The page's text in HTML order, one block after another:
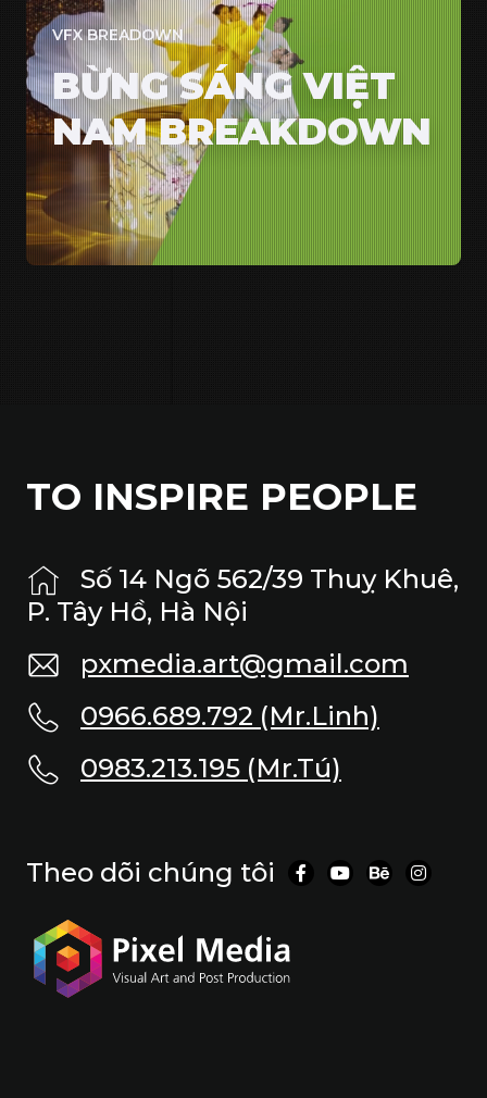
VFX BREADOWN
BỪNG SÁNG VIỆT
NAM BREAKDOWN
TO INSPIRE PEOPLE
Số 14 Ngõ 562/39 Thuỵ Khuê,
P. Tây Hồ, Hà Nội
pxmedia.art@gmail.com
0966.689.792 (Mr.Linh)
0983.213.195 (Mr.Tú)
Theo dõi chúng tôi